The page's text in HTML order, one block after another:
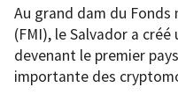
Au grand dam du
(FMI), le Salvador a
devenant le premier
importante des